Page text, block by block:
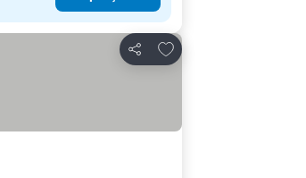
Partilhar
Adicionar aos favoritos